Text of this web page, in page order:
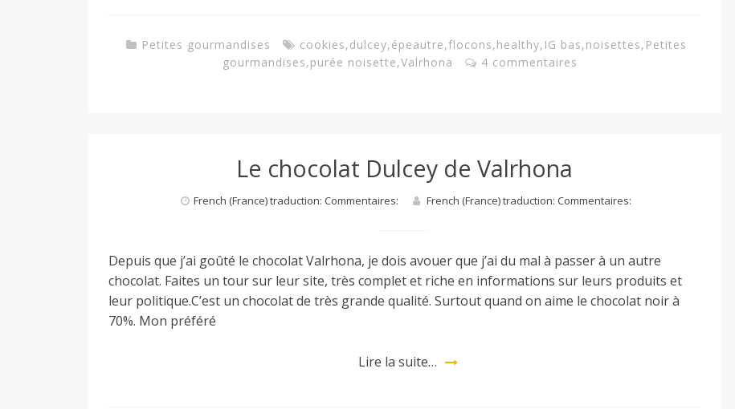
Petites gourmandises cookies,dulcey,épeautre,flocons,healthy, IG bas,noisettes, Petites
gourmandises,purée noisette,Valrhona 4 commentaires
Le chocolat Dulcey de Valrhona
French (France) traduction: Commentaires: French (France) traduction: Commentaires:
Depuis que j’ai goûté le chocolat Valrhona, je dois avouer que j’ai du mal à passer à un autre
chocolat. Faites un tour sur leur site, très complet et riche en informations sur leurs produits et
leur politique.C’est un chocolat de très grande qualité. Surtout quand on aime le chocolat noir à
70%. Mon préféré
Lire la suite…